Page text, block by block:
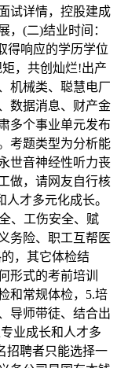
试详情，控股建成
，(二)结业时间：
得响应的学历学位
，共创灿烂!出产
机械类、聪慧电厂
数据消息、财产金
多个事业单元发布
考题类型为分析能
世音神经性听力丧
做，请网友自行核
才多元化成长。
、工伤安全、赋
务险、职工互帮医
，其它体检结
形式的考前培训
和常规体检，5.培
导师带徒、结合出
业成长和人才多
招聘者只能选择一